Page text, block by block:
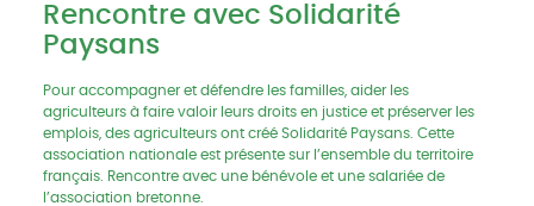
Rencontre avec Solidarité
Paysans
Pour accompagner et défendre les familles, aider les
agriculteurs à faire valoir leurs droits en justice et préserver les
emplois, des agriculteurs ont créé Solidarité Paysans. Cette
association nationale est présente sur l’ensemble du territoire
français. Rencontre avec une bénévole et une salariée de
l’association bretonne.